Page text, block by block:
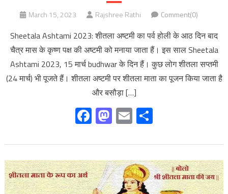
March 15, 2023 Rajshree Rathi Comment(0)
Sheetala Ashtami 2023: शीतला अष्टमी का पर्व होली के आठ दिन बाद
चैत्र मास के कृष्ण पक्ष की अष्टमी को मनाया जाता हैं। इस साल Sheetala
Ashtami 2023, 15 मार्च budhwar के दिन हैं। कुछ लोग शीतला सप्तमी
(24 मार्च) भी पूजते हैं। शीतला अष्टमी पर शीतला माता का पूजन किया जाता है
और बसौड़ा […]
Facebook
Mastodon
Email